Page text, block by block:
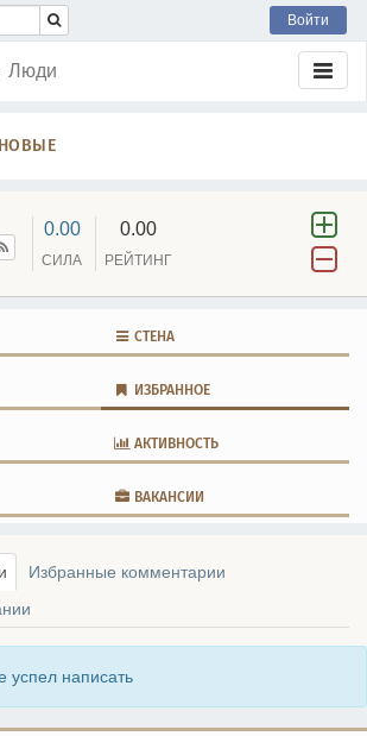
Войти
Люди
НОВЫЕ
0.00
СИЛА
0.00
РЕЙТИНГ
СТЕНА
ИЗБРАННОЕ
АКТИВНОСТЬ
ВАКАНСИИ
Избранные комментарии
написать